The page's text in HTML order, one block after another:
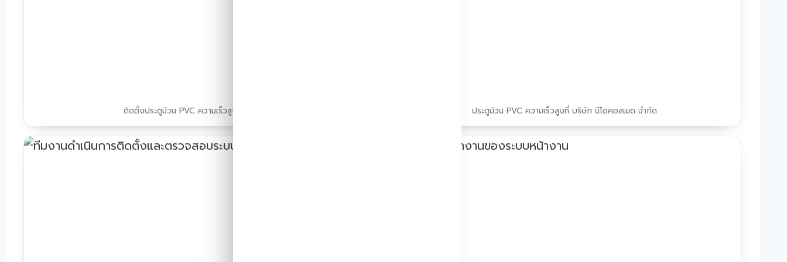
ติดตั้งประตูม้วน PVC ความเร็วสูงหน้างานจริง ประตูม้วน PVC ความเร็วสูงที่ บริษัท นีโอคอสเมด จำกัด